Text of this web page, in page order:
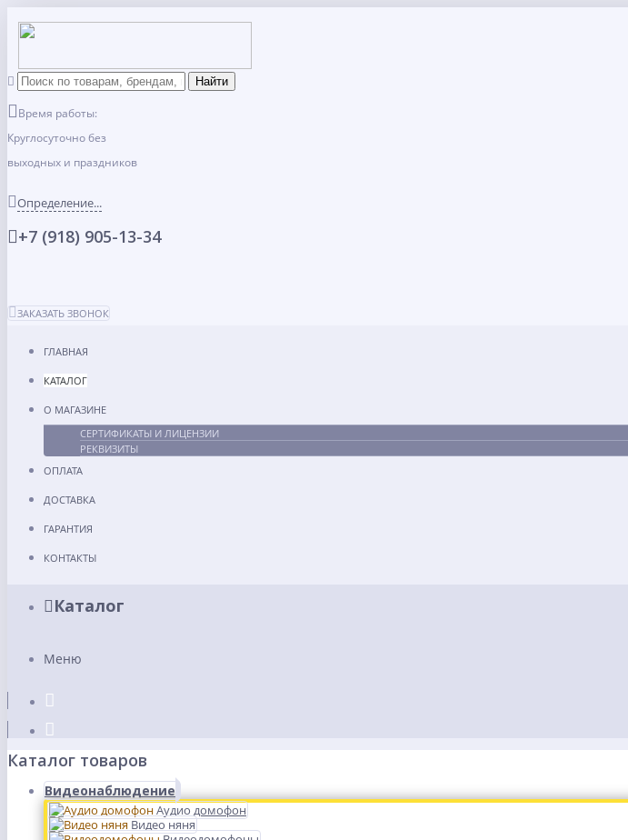
Время работы:
Круглосуточно без
выходных и праздников
Определение...
+7 (918) 905-13-34
ЗАКАЗАТЬ ЗВОНОК
ГЛАВНАЯ
КАТАЛОГ
О МАГАЗИНЕ
СЕРТИФИКАТЫ И ЛИЦЕНЗИИ
РЕКВИЗИТЫ
ОПЛАТА
ДОСТАВКА
ГАРАНТИЯ
КОНТАКТЫ
Каталог
Меню
Каталог товаров
Видеонаблюдение
Аудио домофон
Видео няня